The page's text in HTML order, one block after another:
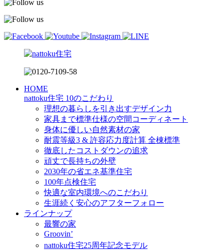
HOME
nattoku住宅 10のこだわり
理想の暮らしを引き出すデザイン力
家具まで標準仕様の空間コーディネート
身体に優しい自然素材の家
耐震等級3 & 許容応力度計算 全棟標準
徹底したコストダウンの追求
頑丈で長持ちの外壁
2030年の省エネ基準住宅
100年点検住宅
快適な室内環境へのこだわり
生涯続く安心のアフターフォロー
ラインナップ
最響の家
Groovin’
nattoku住宅25周年記念モデル